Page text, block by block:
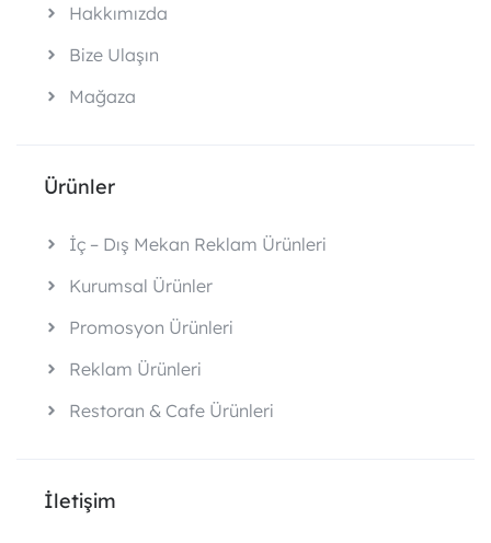
Hakkımızda
Bize Ulaşın
Mağaza
Ürünler
İç – Dış Mekan Reklam Ürünleri
Kurumsal Ürünler
Promosyon Ürünleri
Reklam Ürünleri
Restoran & Cafe Ürünleri
İletişim